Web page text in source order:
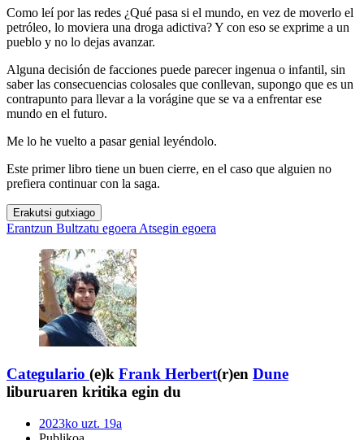
Como leí por las redes ¿Qué pasa si el mundo, en vez de moverlo el
petróleo, lo moviera una droga adictiva? Y con eso se exprime a un
pueblo y no lo dejas avanzar.
Alguna decisión de facciones puede parecer ingenua o infantil, sin
saber las consecuencias colosales que conllevan, supongo que es un
contrapunto para llevar a la vorágine que se va a enfrentar ese
mundo en el futuro.
Me lo he vuelto a pasar genial leyéndolo.
Este primer libro tiene un buen cierre, en el caso que alguien no
prefiera continuar con la saga.
Erakutsi gutxiago
Erantzun Bultzatu egoeraAtsegin egoera
Categulario (e)k Frank Herbert(r)en Dune
liburuaren kritika egin du
2023ko uzt. 19a